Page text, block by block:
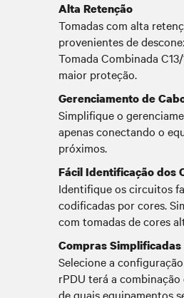
Alta Retenção
Tomadas com alta
provenientes de
Tomada Combinada
maior proteção.
Gerenciamento de
Simplifique o
apenas conectando o
próximos.
Fácil Identificação dos
Identifique os circuitos
codificadas por cores.
com tomadas de cores
Compras Simplificadas
Selecione a
rPDU terá a
de quais equipamentos